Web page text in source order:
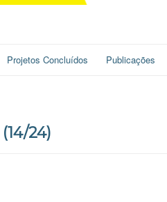
Projetos Concluídos Publicações
24)